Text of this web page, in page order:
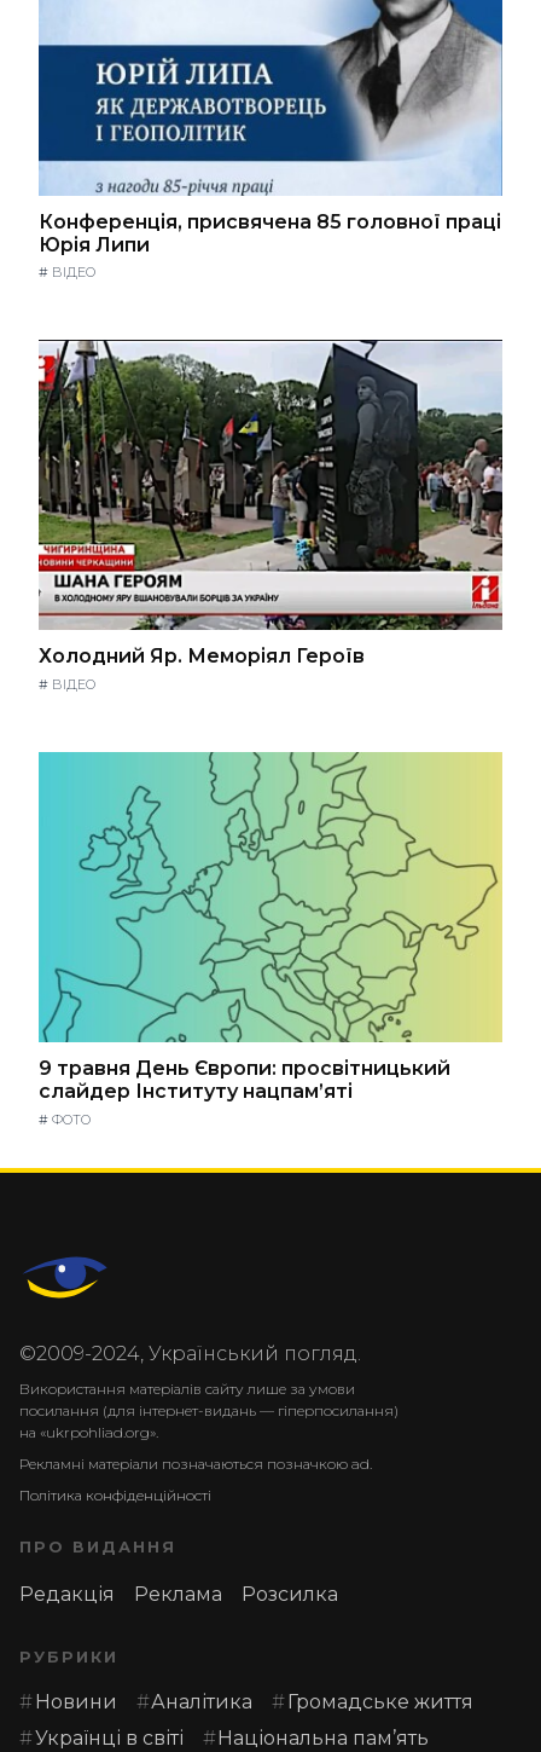
Конференція, присвячена 85 головної праці
Юрія Липи
# ВІДЕО
Холодний Яр. Меморіял Героїв
# ВІДЕО
9 травня День Європи: просвітницький
слайдер Інституту нацпам’яті
# ФОТО
©2009-2024, Український погляд.
Використання матеріалів сайту лише за умови
посилання (для інтернет-видань — гіперпосилання)
на «ukrpohliad.org».
Рекламні матеріали позначаються позначкою ad.
Політика конфіденційності
ПРО ВИДАННЯ
Редакція Реклама Розсилка
РУБРИКИ
Новини Аналітика
Громадське життя
Українці в світі
Національна пам’ять